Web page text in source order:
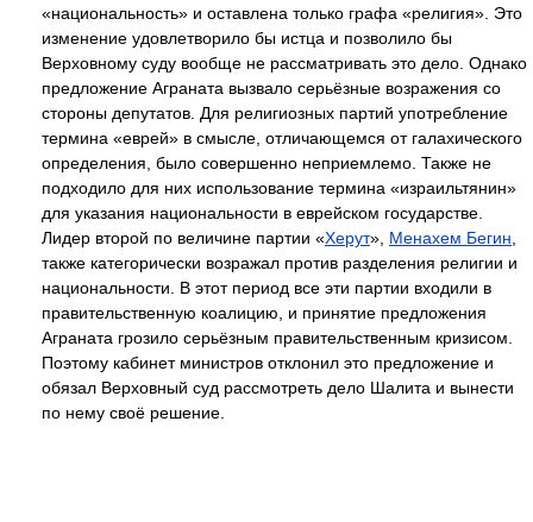
«национальность» и оставлена только графа «религия». Это
изменение удовлетворило бы истца и позволило бы
Верховному суду вообще не рассматривать это дело. Однако
предложение Аграната вызвало серьёзные возражения со
стороны депутатов. Для религиозных партий употребление
термина «еврей» в смысле, отличающемся от галахического
определения, было совершенно неприемлемо. Также не
подходило для них использование термина «израильтянин»
для указания национальности в еврейском государстве.
Лидер второй по величине партии «Херут», Менахем Бегин
также категорически возражал против разделения религии и
национальности. В этот период все эти партии входили в
правительственную коалицию, и принятие предложения
Аграната грозило серьёзным правительственным кризисом.
Поэтому кабинет министров отклонил это предложение и
обязал Верховный суд рассмотреть дело Шалита и вынести
по нему своё решение.